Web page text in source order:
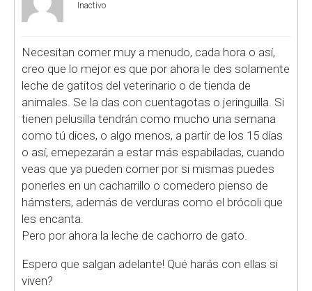
Inactivo
Necesitan comer muy a menudo, cada hora o así,
creo que lo mejor es que por ahora le des solamente
leche de gatitos del veterinario o de tienda de
animales. Se la das con cuentagotas o jeringuilla. Si
tienen pelusilla tendrán como mucho una semana
como tú dices, o algo menos, a partir de los 15 días
o así, emepezarán a estar más espabiladas, cuando
veas que ya pueden comer por si mismas puedes
ponerles en un cacharrillo o comedero pienso de
hámsters, además de verduras como el brócoli que
les encanta.
Pero por ahora la leche de cachorro de gato.
Espero que salgan adelante! Qué harás con ellas si
viven?